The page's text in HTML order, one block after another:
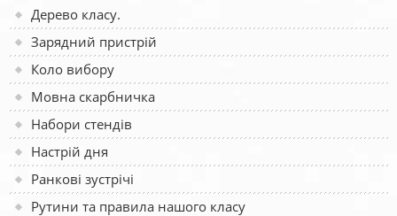
Дерево класу.
Зарядний пристрій
Коло вибору
Мовна скарбничка
Набори стендів
Настрій дня
Ранкові зустрічі
Рутини та правила нашого класу